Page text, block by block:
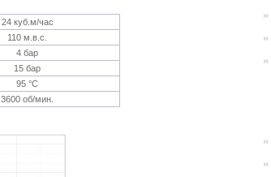
24 куб.м/час
110 м.в.с.
4 бар
15 бар
95 °С
3600 об/мин.